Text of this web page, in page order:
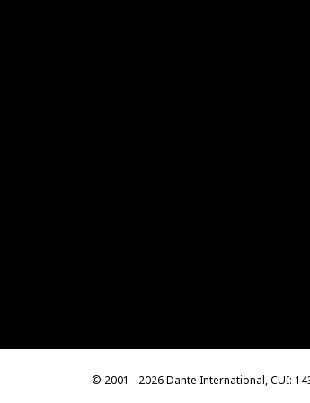
© 2001 - 2026 Dante International, CUI: